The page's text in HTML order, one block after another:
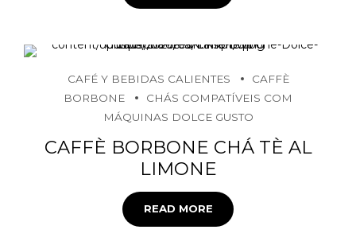
CAFÉ Y BEBIDAS CALIENTES
CAFFÈ
BORBONE
CHÁS COMPATÍVEIS COM
MÁQUINAS DOLCE GUSTO
CAFFÈ BORBONE CHÁ TÈ AL
LIMONE
READ MORE